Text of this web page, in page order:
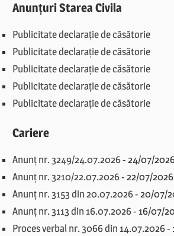
Anunțuri Starea Civila
Publicitate declarație de căsătorie
Publicitate declarație de căsătorie
Publicitate declarație de căsătorie
Publicitate declarație de căsătorie
Publicitate declarație de căsătorie
Cariere
Anunț nr. 3249/24.07.2026-24/07/
Anunț nr. 3210/22.07.2026-22/07/2026
Anunț nr. 3153 din 20.07.2026-20/07/
Anunț nr. 3113 din 16.07.2026- 16/07/
Proces verbal nr. 3066 din 14.07.2026-